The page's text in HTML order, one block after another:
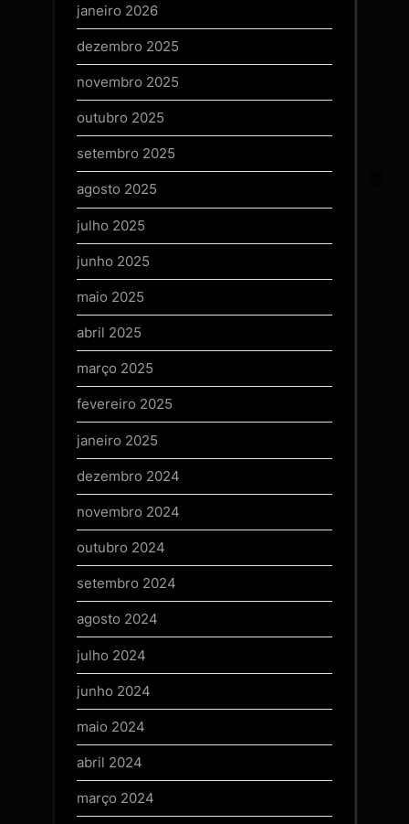
janeiro 2026
dezembro 2025
novembro 2025
outubro 2025
setembro 2025
agosto 2025
julho 2025
junho 2025
maio 2025
abril 2025
março 2025
fevereiro 2025
janeiro 2025
dezembro 2024
novembro 2024
outubro 2024
setembro 2024
agosto 2024
julho 2024
junho 2024
maio 2024
abril 2024
março 2024